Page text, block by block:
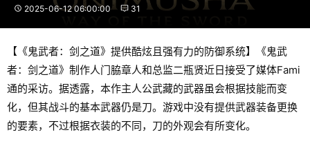
2025-06-12 06:00:00 31
【《鬼武者：剑之道》提供酷炫且强有力的防御系统】《鬼武
者：剑之道》制作人门脇章人和总监二瓶贤近日接受了媒体Fami
通的采访。据透露，本作主人公武藏的武器虽会根据技能而变
化，但其战斗的基本武器仍是刀。游戏中没有提供武器装备更换
的要素，不过根据衣装的不同，刀的外观会有所变化。